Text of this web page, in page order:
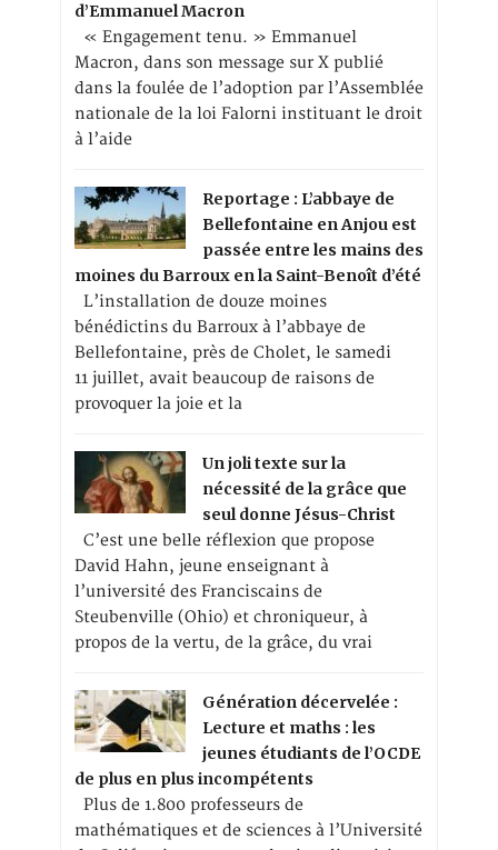
d’Emmanuel Macron
« Engagement tenu. » Emmanuel
Macron, dans son message sur X publié
dans la foulée de l’adoption par l’Assemblée
nationale de la loi Falorni instituant le droit
à l’aide
Reportage : L’abbaye de
Bellefontaine en Anjou est
passée entre les mains des
moines du Barroux en la Saint-Benoît d’été
L’installation de douze moines
bénédictins du Barroux à l’abbaye de
Bellefontaine, près de Cholet, le samedi
11 juillet, avait beaucoup de raisons de
provoquer la joie et la
Un joli texte sur la
nécessité de la grâce que
seul donne Jésus-Christ
C’est une belle réflexion que propose
David Hahn, jeune enseignant à
l’université des Franciscains de
Steubenville (Ohio) et chroniqueur, à
propos de la vertu, de la grâce, du vrai
Génération décervelée :
Lecture et maths : les
jeunes étudiants de l’OCDE
de plus en plus incompétents
Plus de 1.800 professeurs de
mathématiques et de sciences à l’Université